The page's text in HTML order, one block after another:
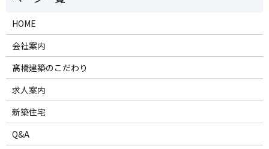
HOME
会社案内
髙橋建築のこだわり
求人案内
新築住宅
Q&A